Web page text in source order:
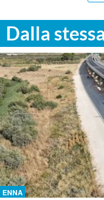
Dalla
ENNA